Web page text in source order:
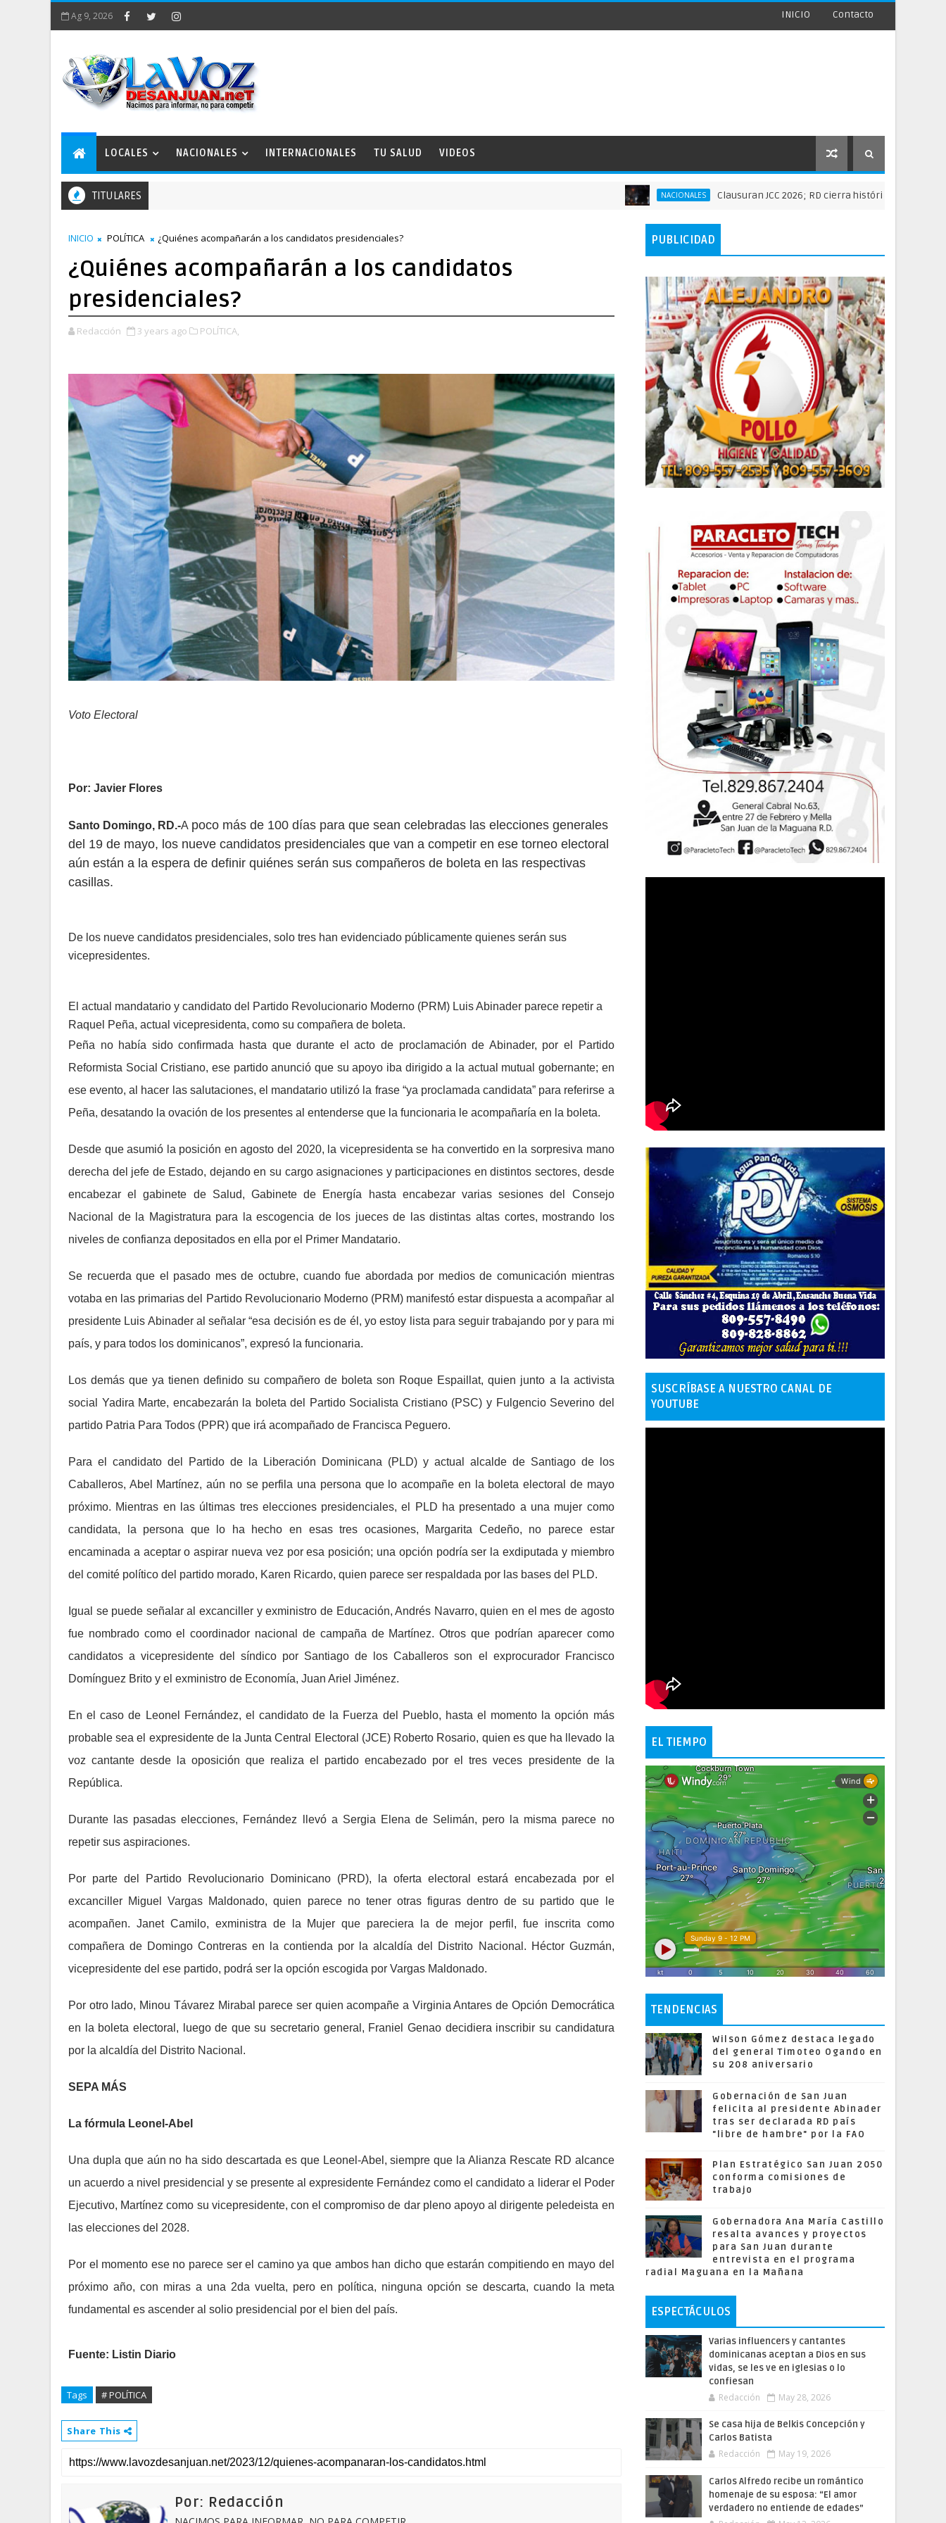
Ag 9, 2026 INICIO Contacto
LOCALES NACIONALES INTERNACIONALES TU SALUD VIDEOS
TITULARES NACIONALES Clausuran JCC 2026; RD cierra histórica actuación deportiva
INICIO POLÍTICA ¿Quiénes acompañarán a los candidatos presidenciales?
¿Quiénes acompañarán a los candidatos
presidenciales?
Redacción 3 years ago POLÍTICA,
Voto Electoral
Por: Javier Flores
Santo Domingo, RD.-A poco más de 100 días para que sean celebradas las elecciones generales
del 19 de mayo, los nueve candidatos presidenciales que van a competir en ese torneo electoral
aún están a la espera de definir quiénes serán sus compañeros de boleta en las respectivas
casillas.
De los nueve candidatos presidenciales, solo tres han evidenciado públicamente quienes serán sus
vicepresidentes.
El actual mandatario y candidato del Partido Revolucionario Moderno (PRM) Luis Abinader parece repetir a
Raquel Peña, actual vicepresidenta, como su compañera de boleta.
Peña no había sido confirmada hasta que durante el acto de proclamación de Abinader, por el Partido
Reformista Social Cristiano, ese partido anunció que su apoyo iba dirigido a la actual mutual gobernante; en
ese evento, al hacer las salutaciones, el mandatario utilizó la frase “ya proclamada candidata” para referirse a
Peña, desatando la ovación de los presentes al entenderse que la funcionaria le acompañaría en la boleta.
Desde que asumió la posición en agosto del 2020, la vicepresidenta se ha convertido en la sorpresiva mano
derecha del jefe de Estado, dejando en su cargo asignaciones y participaciones en distintos sectores, desde
encabezar el gabinete de Salud, Gabinete de Energía hasta encabezar varias sesiones del Consejo
Nacional de la Magistratura para la escogencia de los jueces de las distintas altas cortes, mostrando los
niveles de confianza depositados en ella por el Primer Mandatario.
Se recuerda que el pasado mes de octubre, cuando fue abordada por medios de comunicación mientras
votaba en las primarias del Partido Revolucionario Moderno (PRM) manifestó estar dispuesta a acompañar al
presidente Luis Abinader al señalar “esa decisión es de él, yo estoy lista para seguir trabajando por y para mi
país, y para todos los dominicanos”, expresó la funcionaria.
Los demás que ya tienen definido su compañero de boleta son Roque Espaillat, quien junto a la activista
social Yadira Marte, encabezarán la boleta del Partido Socialista Cristiano (PSC) y Fulgencio Severino del
partido Patria Para Todos (PPR) que irá acompañado de Francisca Peguero.
Para el candidato del Partido de la Liberación Dominicana (PLD) y actual alcalde de Santiago de los
Caballeros, Abel Martínez, aún no se perfila una persona que lo acompañe en la boleta electoral de mayo
próximo. Mientras en las últimas tres elecciones presidenciales, el PLD ha presentado a una mujer como
candidata, la persona que lo ha hecho en esas tres ocasiones, Margarita Cedeño, no parece estar
encaminada a aceptar o aspirar nueva vez por esa posición; una opción podría ser la exdiputada y miembro
del comité político del partido morado, Karen Ricardo, quien parece ser respaldada por las bases del PLD.
Igual se puede señalar al excanciller y exministro de Educación, Andrés Navarro, quien en el mes de agosto
fue nombrado como el coordinador nacional de campaña de Martínez. Otros que podrían aparecer como
candidatos a vicepresidente del síndico por Santiago de los Caballeros son el exprocurador Francisco
Domínguez Brito y el exministro de Economía, Juan Ariel Jiménez.
En el caso de Leonel Fernández, el candidato de la Fuerza del Pueblo, hasta el momento la opción más
probable sea el expresidente de la Junta Central Electoral (JCE) Roberto Rosario, quien es que ha llevado la
voz cantante desde la oposición que realiza el partido encabezado por el tres veces presidente de la
República.
Durante las pasadas elecciones, Fernández llevó a Sergia Elena de Selimán, pero la misma parece no
repetir sus aspiraciones.
Por parte del Partido Revolucionario Dominicano (PRD), la oferta electoral estará encabezada por el
excanciller Miguel Vargas Maldonado, quien parece no tener otras figuras dentro de su partido que le
acompañen. Janet Camilo, exministra de la Mujer que pareciera la de mejor perfil, fue inscrita como
compañera de Domingo Contreras en la contienda por la alcaldía del Distrito Nacional. Héctor Guzmán,
vicepresidente del ese partido, podrá ser la opción escogida por Vargas Maldonado.
Por otro lado, Minou Távarez Mirabal parece ser quien acompañe a Virginia Antares de Opción Democrática
en la boleta electoral, luego de que su secretario general, Franiel Genao decidiera inscribir su candidatura
por la alcaldía del Distrito Nacional.
SEPA MÁS
La fórmula Leonel-Abel
Una dupla que aún no ha sido descartada es que Leonel-Abel, siempre que la Alianza Rescate RD alcance
un acuerdo a nivel presidencial y se presente al expresidente Fernández como el candidato a liderar el Poder
Ejecutivo, Martínez como su vicepresidente, con el compromiso de dar pleno apoyo al dirigente peledeista en
las elecciones del 2028.
Por el momento ese no parece ser el camino ya que ambos han dicho que estarán compitiendo en mayo del
próximo año, con miras a una 2da vuelta, pero en política, ninguna opción se descarta, cuando la meta
fundamental es ascender al solio presidencial por el bien del país.
Fuente: Listin Diario
Tags # POLÍTICA
Share This
Por: Redacción
PUBLICIDAD
SUSCRÍBASE A NUESTRO CANAL DE
YOUTUBE
EL TIEMPO
TENDENCIAS
Wilson Gómez destaca legado
del general Timoteo Ogando en
su 208 aniversario
Gobernación de San Juan
felicita al presidente Abinader
tras ser declarada RD país
"libre de hambre" por la FAO
Plan Estratégico San Juan 2050
conforma comisiones de
trabajo
Gobernadora Ana María Castillo
resalta avances y proyectos
para San Juan durante
entrevista en el programa
radial Maguana en la Mañana
ESPECTÁCULOS
Varias influencers y cantantes
dominicanas aceptan a Dios en sus
vidas, se les ve en iglesias o lo
confiesan
Redacción May 28, 2026
Se casa hija de Belkis Concepción y
Carlos Batista
Redacción May 19, 2026
Carlos Alfredo recibe un romántico
homenaje de su esposa: “El amor
verdadero no entiende de edades”